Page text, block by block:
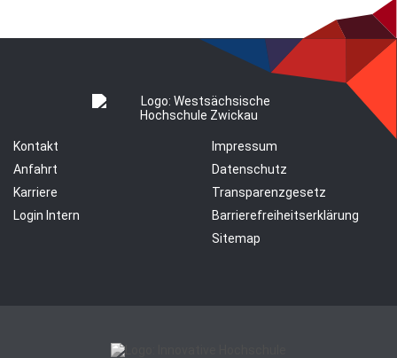
Kontakt
Anfahrt
Karriere
Login Intern
Impressum
Datenschutz
Transparenzgesetz
Barrierefreiheitserklärung
Sitemap